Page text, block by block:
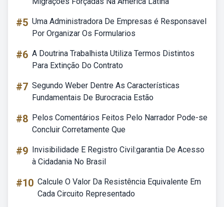
#5 Uma Administradora De Empresas é Responsavel
Por Organizar Os Formularios
#6 A Doutrina Trabalhista Utiliza Termos Distintos
Para Extinção Do Contrato
#7 Segundo Weber Dentre As Características
Fundamentais De Burocracia Estão
#8 Pelos Comentários Feitos Pelo Narrador Pode-se
Concluir Corretamente Que
#9 Invisibilidade E Registro Civil:garantia De Acesso
à Cidadania No Brasil
#10 Calcule O Valor Da Resistência Equivalente Em
Cada Circuito Representado